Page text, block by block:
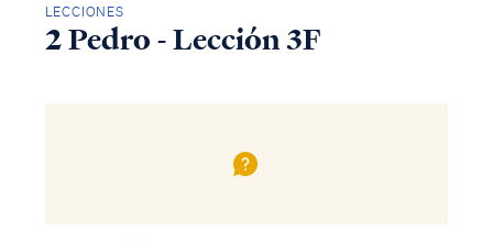
LECCIONES
2 Pedro - Lección 3F